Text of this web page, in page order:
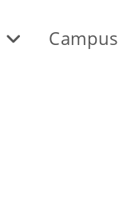
Campus